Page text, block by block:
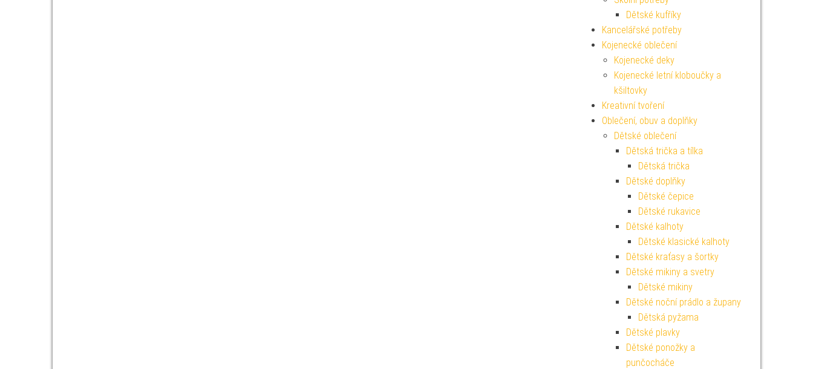
Dětské kufříky
Kancelářské potřeby
Kojenecké oblečení
Kojenecké deky
Kojenecké letní kloboučky a
kšiltovky
Kreativní tvoření
Oblečení, obuv a doplňky
Dětské oblečení
Dětská trička a tílka
Dětská trička
Dětské doplňky
Dětské čepice
Dětské rukavice
Dětské kalhoty
Dětské klasické kalhoty
Dětské kraťasy a šortky
Dětské mikiny a svetry
Dětské mikiny
Dětské noční prádlo a župany
Dětská pyžama
Dětské plavky
Dětské ponožky a
punčocháče